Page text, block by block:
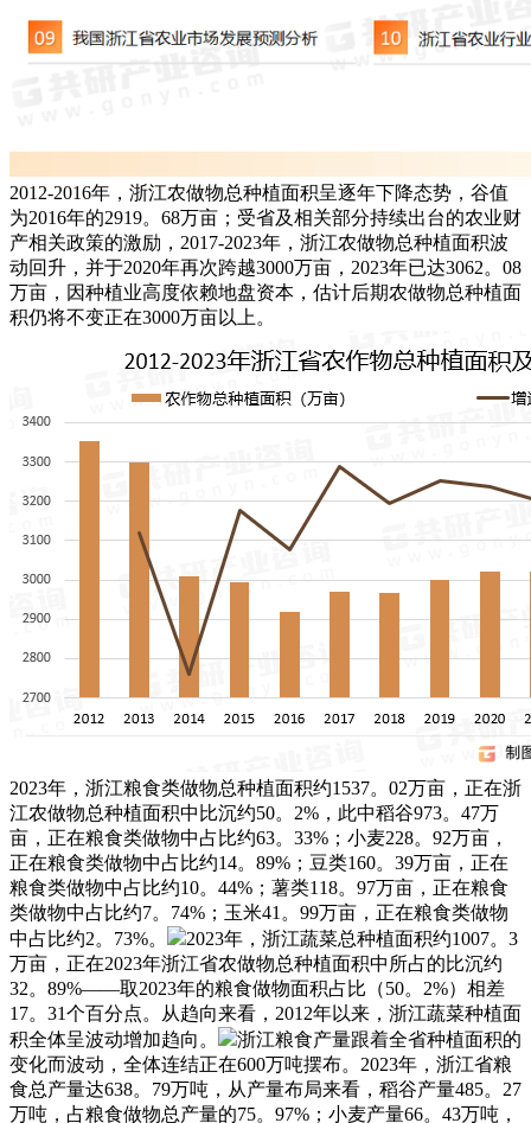
2012-2016年，浙江农做物总种植面积呈逐年下降态势，谷值
为2016年的2919。68万亩；受省及相关部分持续出台的农业财
产相关政策的激励，2017-2023年，浙江农做物总种植面积波
动回升，并于2020年再次跨越3000万亩，2023年已达3062。08
万亩，因种植业高度依赖地盘资本，估计后期农做物总种植面
积仍将不变正在3000万亩以上。
2023年，浙江粮食类做物总种植面积约1537。02万亩，正在浙
江农做物总种植面积中比沉约50。2%，此中稻谷973。47万
亩，正在粮食类做物中占比约63。33%；小麦228。92万亩，
正在粮食类做物中占比约14。89%；豆类160。39万亩，正在
粮食类做物中占比约10。44%；薯类118。97万亩，正在粮食
类做物中占比约7。74%；玉米41。99万亩，正在粮食类做物
中占比约2。73%。
2023年，浙江蔬菜总种植面积约1007。3
万亩，正在2023年浙江省农做物总种植面积中所占的比沉约
32。89%——取2023年的粮食做物面积占比（50。2%）相差
17。31个百分点。从趋向来看，2012年以来，浙江蔬菜种植面
积全体呈波动增加趋向。
浙江粮食产量跟着全省种植面积的
变化而波动，全体连结正在600万吨摆布。2023年，浙江省粮
食总产量达638。79万吨，从产量布局来看，稻谷产量485。27
万吨，占粮食做物总产量的75。97%；小麦产量66。43万吨，